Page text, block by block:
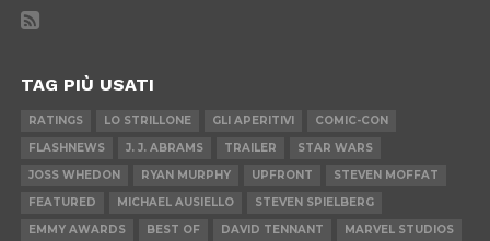
TAG PIÙ USATI
RATINGS LO STRILLONE GLI APERITIVI
COMIC-CON
FLASHNEWS
J. J. ABRAMS TRAILER
STAR WARS
JOSS WHEDON
RYAN MURPHY UPFRONT
STEVEN MOFFAT
FEATURED
MICHAEL AUSIELLO
STEVEN SPIELBERG
EMMY AWARDS
BEST OF DAVID TENNANT
MARVEL STUDIOS